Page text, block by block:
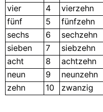
vier
4 vierzehn
fünf
5 fünfzehn
sechs
6 sechzehn
sieben
7 siebzehn
acht
8 achtzehn
neun
9 neunzehn
zehn
10 zwanzig